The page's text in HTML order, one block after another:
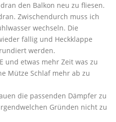
den Balkon neu zu fliesen.
Zwischendurch muss ich
wechseln. Die
fällig und Heckklappe
werden.
und etwas mehr Zeit was zu
Mütze Schlaf mehr ab zu
die passenden Dämpfer zu
Gründen nicht zu